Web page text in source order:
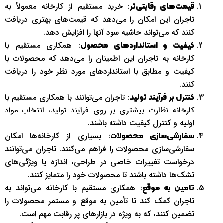
قیمت‌های رقابتی‌تر: خرید مستقیم از کارخانه معمولاً به
تاجران این امکان را می‌دهد که قیمت‌های بهتری دریافت
کنند که می‌تواند حاشیه سود آنها را افزایش دهد.
کیفیت و استانداردهای محصول: همکاری مستقیم با
کارخانه به تاجران این اطمینان را می‌دهد که محصولات با
کیفیت و مطابق با استانداردهای مورد نظر خود را دریافت
کنند.
کنترل بر فرآیند تولید: تاجران می‌توانند با همکاری مستقیم با
کارخانه نظارت بیشتری بر روی فرآیند تولید، انتخاب مواد
اولیه و کنترل کیفیت داشته باشند.
سفارشی‌سازی محصولات: بسیاری از کارخانه‌ها امکان
سفارشی‌سازی محصولات را فراهم می‌کنند. تاجران می‌توانند
درخواست تغییرات خاصی در طراحی، اندازه یا ویژگی‌های
تشک‌ها داشته باشند تا محصولات خود را متمایز کنند.
تامین به موقع: همکاری مستقیم با کارخانه می‌تواند به
تاجران کمک کند تا تأمین به موقع و مستمر محصولات را
تضمین کنند، که به ویژه در بازارهای پر رقابت مهم است.